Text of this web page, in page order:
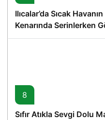
Ilıcalar’da Sıcak
Kenarında Serinlerken
8
Sıfır Atıkla Sevgi Dolu